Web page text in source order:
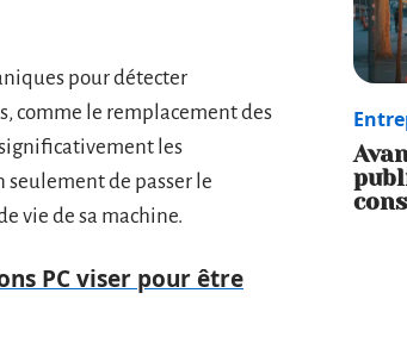
pour détecter
comme le remplacement des
les
seulement de passer le
vie de sa machine.
PC viser pour être